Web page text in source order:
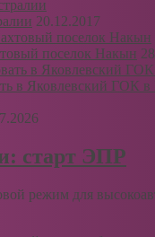
20.12.2017
поселок Накын
в Яковлевский ГОК
старт ЭПР
режим для